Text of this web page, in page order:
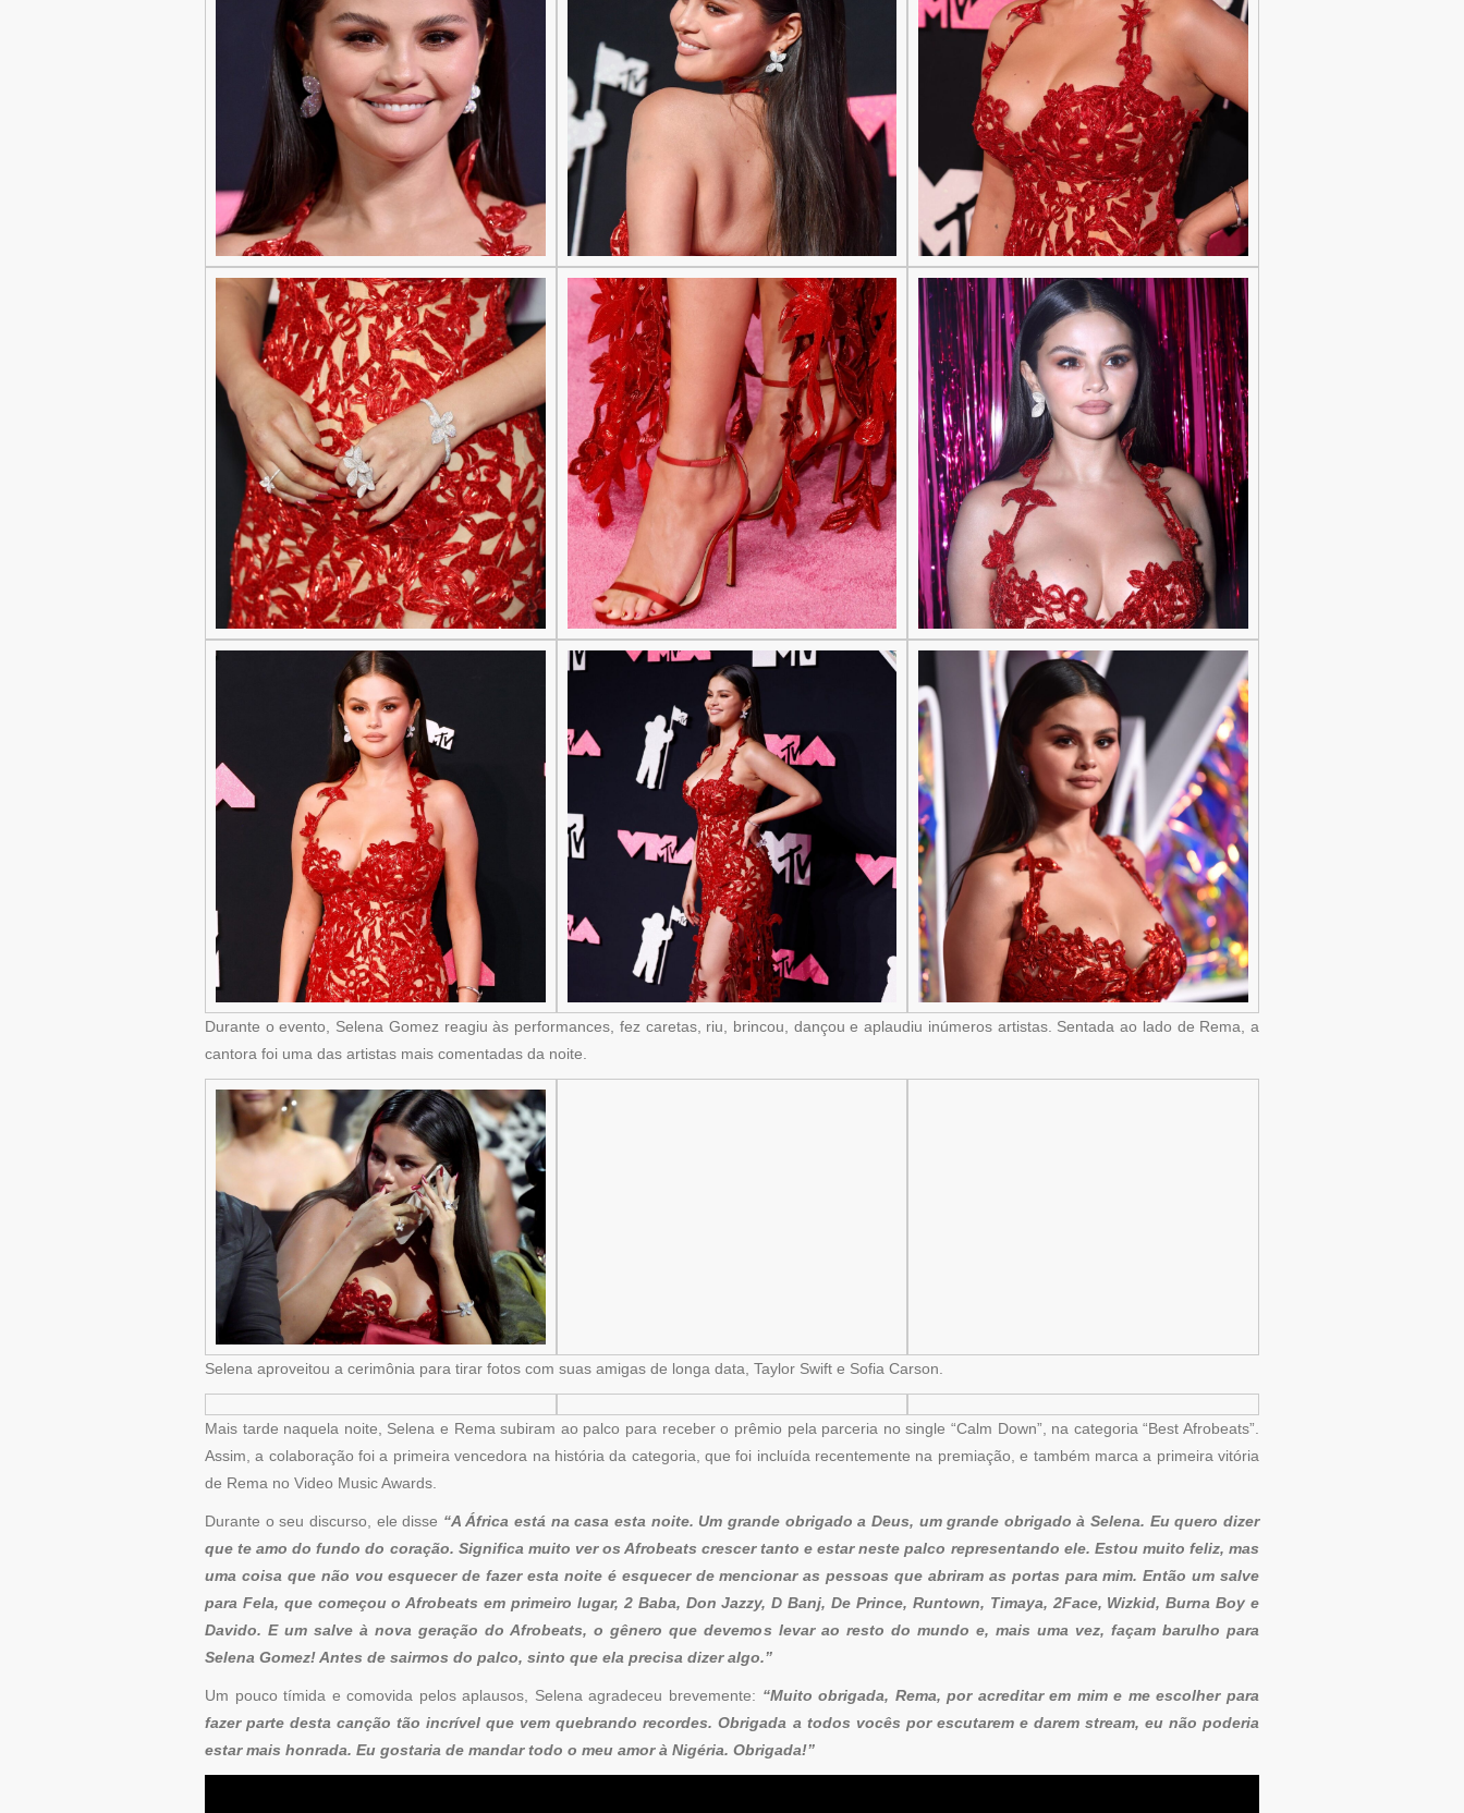
Durante o evento, Selena Gomez reagiu às performances, fez caretas, riu, brincou, dançou e aplaudiu inúmeros artistas. Sentada ao lado de Rema, a
cantora foi uma das artistas mais comentadas da noite.
Selena aproveitou a cerimônia para tirar fotos com suas amigas de longa data, Taylor Swift e Sofia Carson.
Mais tarde naquela noite, Selena e Rema subiram ao palco para receber o prêmio pela parceria no single “Calm Down”, na categoria “Best Afrobeats”.
Assim, a colaboração foi a primeira vencedora na história da categoria, que foi incluída recentemente na premiação, e também marca a primeira vitória
de Rema no Video Music Awards.
Durante o seu discurso, ele disse “A África está na casa esta noite. Um grande obrigado a Deus, um grande obrigado à Selena. Eu quero dizer
que te amo do fundo do coração. Significa muito ver os Afrobeats crescer tanto e estar neste palco representando ele. Estou muito feliz, mas
uma coisa que não vou esquecer de fazer esta noite é esquecer de mencionar as pessoas que abriram as portas para mim. Então um salve
para Fela, que começou o Afrobeats em primeiro lugar, 2 Baba, Don Jazzy, D Banj, De Prince, Runtown, Timaya, 2Face, Wizkid, Burna Boy e
Davido. E um salve à nova geração do Afrobeats, o gênero que devemos levar ao resto do mundo e, mais uma vez, façam barulho para
Selena Gomez! Antes de sairmos do palco, sinto que ela precisa dizer algo.”
Um pouco tímida e comovida pelos aplausos, Selena agradeceu brevemente: “Muito obrigada, Rema, por acreditar em mim e me escolher para
fazer parte desta canção tão incrível que vem quebrando recordes. Obrigada a todos vocês por escutarem e darem stream, eu não poderia
estar mais honrada. Eu gostaria de mandar todo o meu amor à Nigéria. Obrigada!”